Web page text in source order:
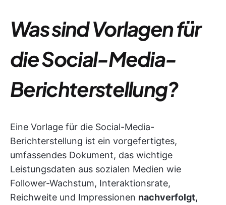
Was sind Vorlagen für
die Social-Media-
Berichterstellung?
Eine Vorlage für die Social-Media-
Berichterstellung ist ein vorgefertigtes,
umfassendes Dokument, das wichtige
Leistungsdaten aus sozialen Medien wie
Follower-Wachstum, Interaktionsrate,
Reichweite und Impressionen nachverfolgt,